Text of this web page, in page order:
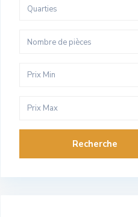
Quarties
Nombre de pièces
Recherche